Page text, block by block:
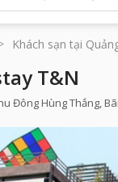
Khách sạn tại
T&N
Đông Hùng Thắng,